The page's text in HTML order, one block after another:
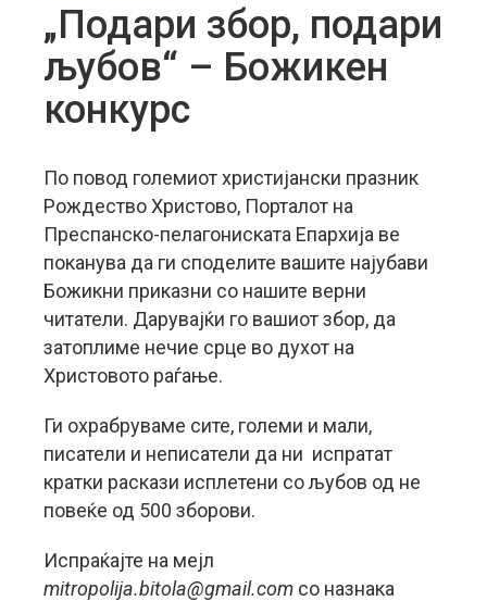
„Подари збор, подари
љубов“ – Божикен
конкурс
По повод големиот христијански празник
Рождество Христово, Порталот на
Преспанско-пелагониската Епархија ве
поканува да ги споделите вашите најубави
Божикни приказни со нашите верни
читатели. Дарувајќи го вашиот збор, да
затоплиме нечие срце во духот на
Христовото раѓање.
Ги охрабруваме сите, големи и мали,
писатели и неписатели да ни испратат
кратки раскази исплетени со љубов од не
повеќе од 500 зборови.
Испраќајте на мејл
mitropolija.bitola@gmail.com со назнака